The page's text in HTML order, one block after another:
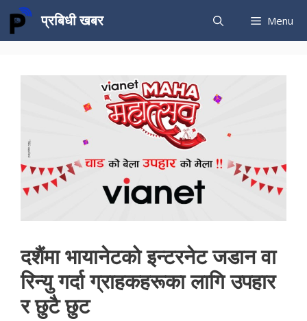
Skip
content
प्रबिधी खबर Menu
दशैंमा भायानेटको इन्टरनेट जडान वा
रिन्यु गर्दा ग्राहकहरूका लागि उपहार
र छुटै छुट